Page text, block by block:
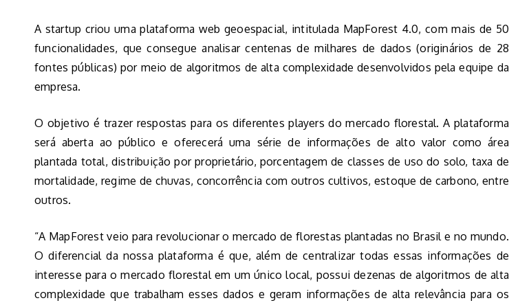
A startup criou uma plataforma web geoespacial, intitulada MapForest 4.0, com mais de 50
funcionalidades, que consegue analisar centenas de milhares de dados (originários de 28
fontes públicas) por meio de algoritmos de alta complexidade desenvolvidos pela equipe da
empresa.
O objetivo é trazer respostas para os diferentes players do mercado florestal. A plataforma
será aberta ao público e oferecerá uma série de informações de alto valor como área
plantada total, distribuição por proprietário, porcentagem de classes de uso do solo, taxa de
mortalidade, regime de chuvas, concorrência com outros cultivos, estoque de carbono, entre
outros.
“A MapForest veio para revolucionar o mercado de florestas plantadas no Brasil e no mundo.
O diferencial da nossa plataforma é que, além de centralizar todas essas informações de
interesse para o mercado florestal em um único local, possui dezenas de algoritmos de alta
complexidade que trabalham esses dados e geram informações de alta relevância para os